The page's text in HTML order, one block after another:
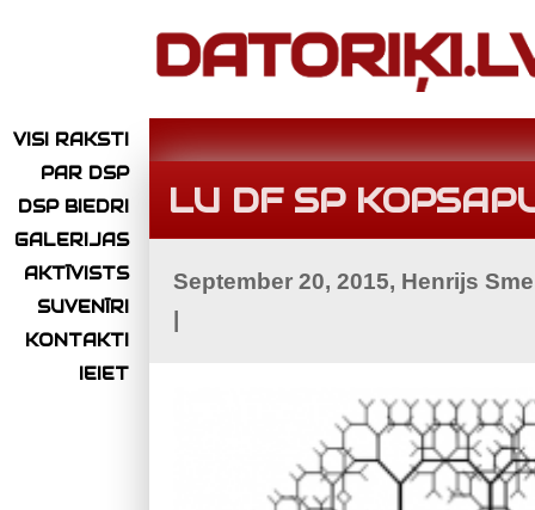
VISI RAKSTI
PAR DSP
DSP BIEDRI
GALERIJAS
AKTĪVISTS
SUVENĪRI
KONTAKTI
IEIET
LU DF SP
September 20, 2015, Henrijs